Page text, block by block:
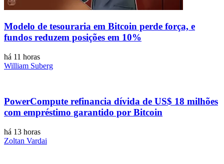
Modelo de tesouraria em Bitcoin perde força, e
fundos reduzem posições em 10%
há 11 horas
William Suberg
PowerCompute refinancia dívida de US$ 18 milhões
com empréstimo garantido por Bitcoin
há 13 horas
Zoltan Vardai